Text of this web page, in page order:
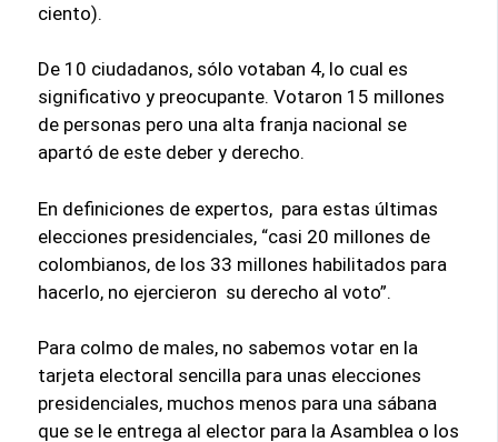
ciento).
De 10 ciudadanos, sólo votaban 4, lo cual es
significativo y preocupante. Votaron 15 millones
de personas pero una alta franja nacional se
apartó de este deber y derecho.
En definiciones de expertos, para estas últimas
elecciones presidenciales, “casi 20 millones de
colombianos, de los 33 millones habilitados para
hacerlo, no ejercieron su derecho al voto”.
Para colmo de males, no sabemos votar en la
tarjeta electoral sencilla para unas elecciones
presidenciales, muchos menos para una sábana
que se le entrega al elector para la Asamblea o los